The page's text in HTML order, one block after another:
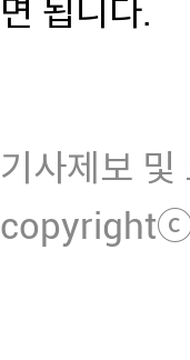
면 됩니다.
기사제보
copyrightⓒ